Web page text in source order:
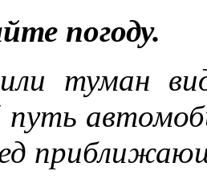
погоду.
туман